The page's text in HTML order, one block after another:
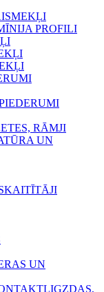
PROFILI
RĀMJI
UN
UN